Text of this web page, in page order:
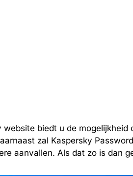
website biedt u de
zal Kaspersky
aanvallen. Als dat zo is dan